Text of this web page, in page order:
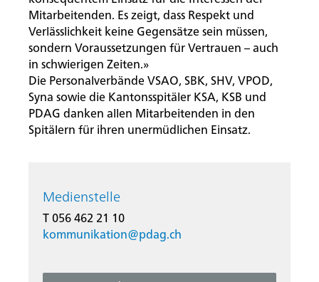
Mitarbeitenden. Es zeigt, dass Respekt und
Verlässlichkeit keine Gegensätze sein müssen,
sondern Voraussetzungen für Vertrauen – auch
in schwierigen Zeiten.»
Die Personalverbände VSAO, SBK, SHV, VPOD,
Syna sowie die Kantonsspitäler KSA, KSB und
PDAG danken allen Mitarbeitenden in den
Spitälern für ihren unermüdlichen Einsatz.
Medienstelle
T 056 462 21 10
kommunikation@pdag.ch